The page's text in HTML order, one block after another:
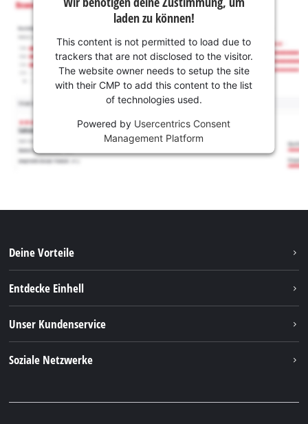
laden zu können!
This content is not permitted to load due to
trackers that are not disclosed to the visitor.
The website owner needs to setup the site
with their CMP to add this content to the list
of technologies used.
Powered by Usercentrics Consent
Management Platform
Deine Vorteile
Entdecke Einhell
Nachhaltigkeit
Unser Kundenservice
Soziale Netzwerke